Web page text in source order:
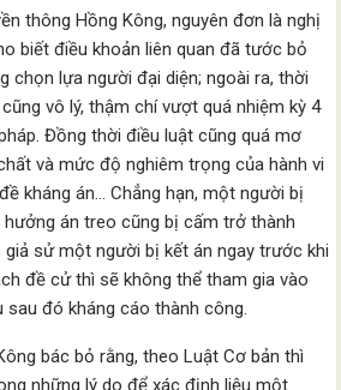
thông Hồng Kông, nguyên đơn là nghị
biết điều khoản liên quan đã tước bỏ
chọn lựa người đại diện; ngoài ra, thời
vô lý, thậm chí vượt quá nhiệm kỳ 4
Đồng thời điều luật cũng quá mơ
và mức độ nghiêm trọng của hành vi
kháng án… Chẳng hạn, một người bị
hưởng án treo cũng bị cấm trở thành
giả sử một người bị kết án ngay trước khi
đề cử thì sẽ không thể tham gia vào
sau đó kháng cáo thành công.
bác bỏ rằng, theo Luật Cơ bản thì
những lý do để xác định liệu một